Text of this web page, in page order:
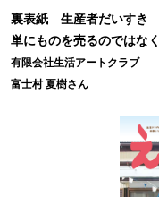
裏表紙 生産者だいすき
単にものを売るのではな
有限会社生活アートクラブ
富士村 夏樹さん